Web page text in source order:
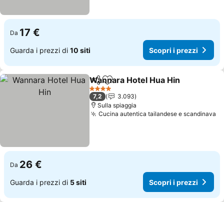
Da 17 €
Guarda i prezzi di 10 siti Scopri i prezzi
CondividiAggiungi ai preferiti
Wannara Hotel Hua Hin
4 Stelle
7,2
3.093
Sulla spiaggia
Cucina autentica tailandese e scandinava
Da 26 €
Guarda i prezzi di 5 siti Scopri i prezzi